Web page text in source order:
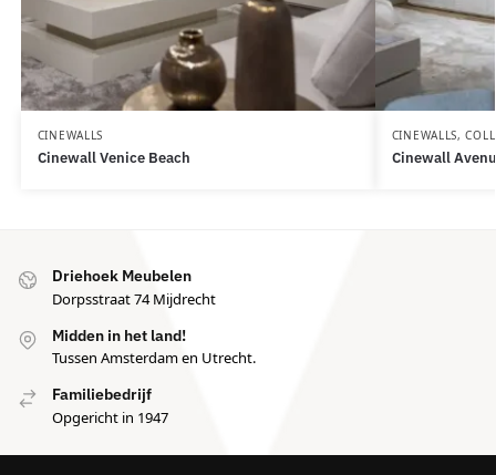
CINEWALLS
Cinewall Venice Beach
CINEWALLS,
Cinewall
Driehoek Meubelen
Dorpsstraat 74 Mijdrecht
Midden in het land!
Tussen Amsterdam en Utrecht.
Familiebedrijf
Opgericht in 1947